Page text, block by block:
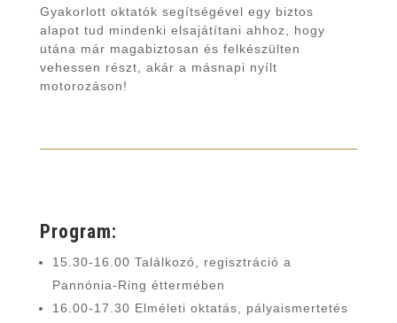
Gyakorlott oktatók segítségével egy biztos
alapot tud mindenki elsajátítani ahhoz, hogy
utána már magabiztosan és felkészülten
vehessen részt, akár a másnapi nyílt
motorozáson!
Program:
15.30-16.00 Találkozó, regisztráció a
Pannónia-Ring éttermében
16.00-17.30 Elméleti oktatás, pályaismertetés